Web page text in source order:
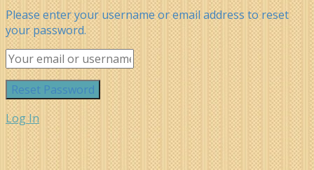
Please enter your username or email address to reset
your password.
Log In